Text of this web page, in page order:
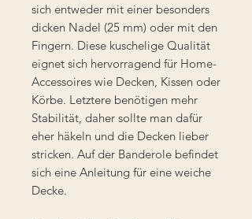
sich entweder mit einer besonders
dicken Nadel (25 mm) oder mit den
Fingern. Diese kuschelige Qualität
eignet sich hervorragend für Home-
Accessoires wie Decken, Kissen oder
Körbe. Letztere benötigen mehr
Stabilität, daher sollte man dafür
eher häkeln und die Decken lieber
stricken. Auf der Banderole befindet
sich eine Anleitung für eine weiche
Decke.